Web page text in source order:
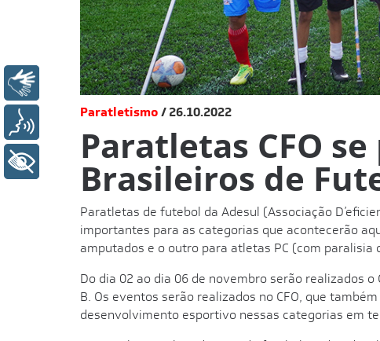
Paratletismo 26.10.2022
Paratletas CFO
Brasileiros de
Paratletas de futebol da Adesul (Associação
importantes para as categorias que acontecerão
amputados e o outro para atletas PC (com
Do dia 02 ao dia 06 de novembro serão realizados
B. Os eventos serão realizados no CFO, que
desenvolvimento esportivo nessas categorias em
Libras
+ Acessibilidade